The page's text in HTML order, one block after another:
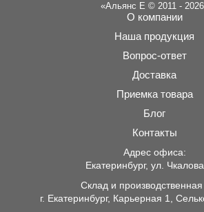
«Альянс Е © 2011 -
О компании
Наша продукция
Вопрос-ответ
Доставка
Приемка товара
Блог
Контакты
Адрес офиса:
Екатеринбург, ул.
Склад и производственная
г. Екатеринбург, Карьерная 1,